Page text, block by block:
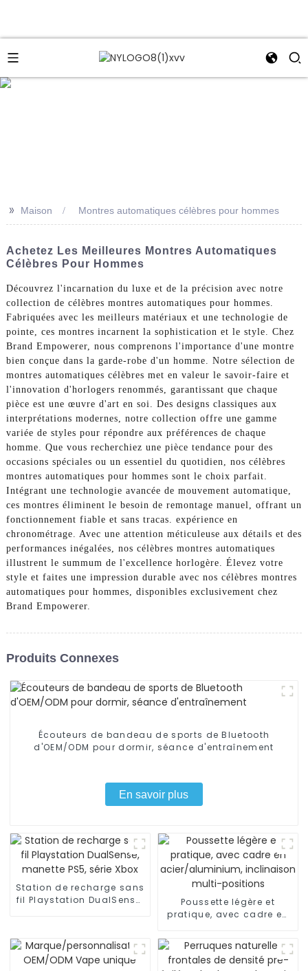
>> Maison Montres automatiques célèbres pour hommes
Achetez Les Meilleures Montres Automatiques
Célèbres Pour Hommes
Découvrez l'incarnation du luxe et de la précision avec notre
collection de célèbres montres automatiques pour hommes.
Fabriquées avec les meilleurs matériaux et une technologie de
pointe, ces montres incarnent la sophistication et le style. Chez
Brand Empowerer, nous comprenons l'importance d'une montre
bien conçue dans la garde-robe d'un homme. Notre sélection de
montres automatiques célèbres met en valeur le savoir-faire et
l'innovation d'horlogers renommés, garantissant que chaque
pièce est une œuvre d'art en soi. Des designs classiques aux
interprétations modernes, notre collection offre une gamme
variée de styles pour répondre aux préférences de chaque
homme. Que vous recherchiez une pièce tendance pour des
occasions spéciales ou un essentiel du quotidien, nos célèbres
montres automatiques pour hommes sont le choix parfait.
Intégrant une technologie avancée de mouvement automatique,
ces montres éliminent le besoin de remontage manuel, offrant un
fonctionnement fiable et sans tracas. expérience en
chronométrage. Avec une attention méticuleuse aux détails et des
performances inégalées, nos célèbres montres automatiques
illustrent le summum de l'excellence horlogère. Élevez votre
style et faites une impression durable avec nos célèbres montres
automatiques pour hommes, disponibles exclusivement chez
Brand Empowerer.
Produits Connexes
Écouteurs de bandeau de sports de Bluetooth
d'OEM/ODM pour dormir, séance d'entraînement
En savoir plus
Station de recharge sans
fil Playstation DualSense,
Poussette légère et
pratique, avec cadre en
inclinaison multi-
positions